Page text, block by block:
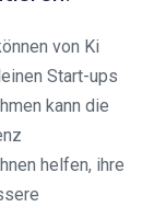
von Ki
Start-ups
kann die
helfen, ihre